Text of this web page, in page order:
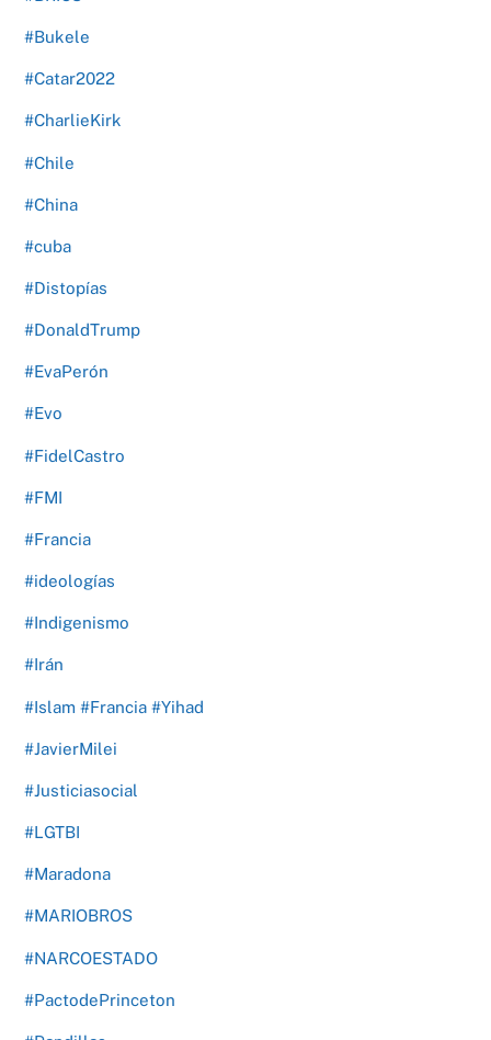
#Bukele
#Catar2022
#CharlieKirk
#Chile
#China
#cuba
#Distopías
#DonaldTrump
#EvaPerón
#Evo
#FidelCastro
#FMI
#Francia
#ideologías
#Indigenismo
#Irán
#Islam #Francia #Yihad
#JavierMilei
#Justiciasocial
#LGTBI
#Maradona
#MARIOBROS
#NARCOESTADO
#PactodePrinceton